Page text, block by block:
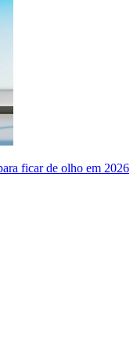
ficar de olho em 2026